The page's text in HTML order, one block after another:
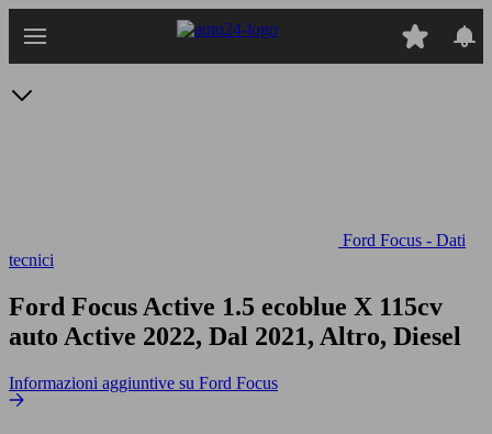
Ford Focus - Dati
tecnici
Ford Focus Active 1.5 ecoblue X 115cv
auto Active 2022, Dal 2021, Altro, Diesel
Informazioni aggiuntive su Ford Focus